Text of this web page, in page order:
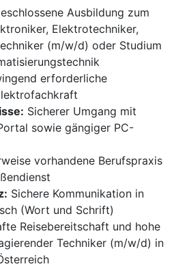
Ausbildung zum
Elektrotechniker,
(m/w/d) oder Studium
erforderliche
Sicherer Umgang mit
sowie gängiger PC-
vorhandene Berufspraxis
Sichere Kommunikation in
(Wort und Schrift)
Reisebereitschaft und hohe
Techniker (m/w/d) in